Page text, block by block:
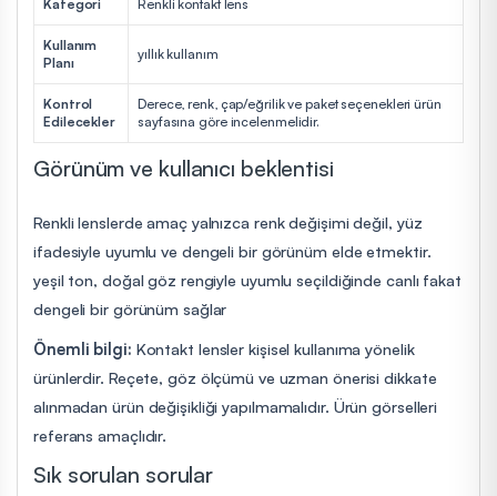
Kategori Renkli kontakt lens
Kullanım
Planı
yıllık kullanım
Kontrol
Edilecekler
Derece, renk, çap/eğrilik ve paket seçenekleri ürün
sayfasına göre incelenmelidir.
Görünüm ve kullanıcı beklentisi
Renkli lenslerde amaç yalnızca renk değişimi değil, yüz
ifadesiyle uyumlu ve dengeli bir görünüm elde etmektir.
yeşil ton, doğal göz rengiyle uyumlu seçildiğinde canlı fakat
dengeli bir görünüm sağlar
Önemli bilgi: Kontakt lensler kişisel kullanıma yönelik
ürünlerdir. Reçete, göz ölçümü ve uzman önerisi dikkate
alınmadan ürün değişikliği yapılmamalıdır. Ürün görselleri
referans amaçlıdır.
Sık sorulan sorular